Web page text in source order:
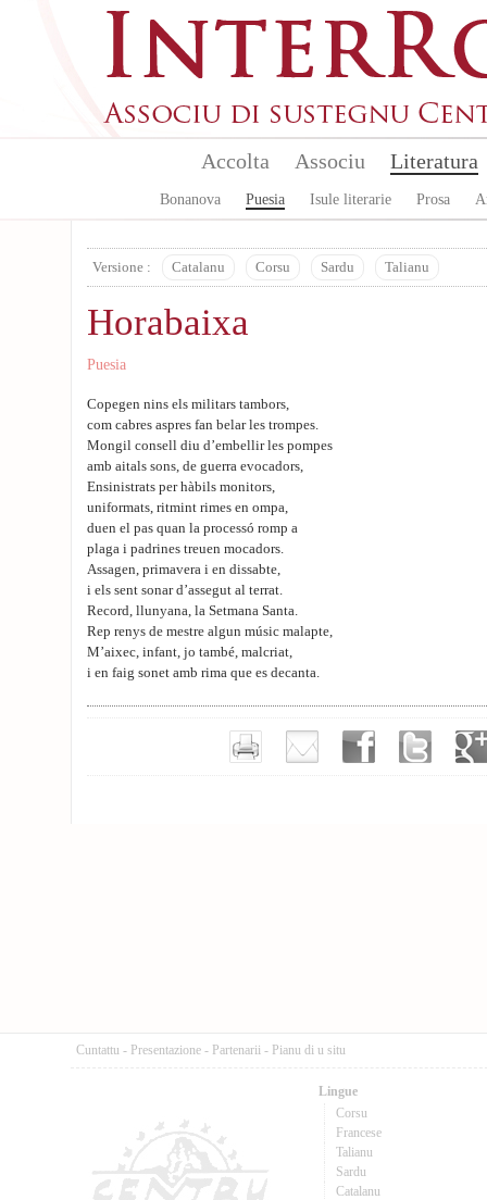
Accolta Associu Literatura
Bonanova Puesia Isule literarie Prosa
Versione : Catalanu Corsu Sardu Talianu
Horabaixa
Puesia
Copegen nins els militars tambors,
com cabres aspres fan belar les trompes.
Mongil consell diu d’embellir les pompes
amb aitals sons, de guerra evocadors,
Ensinistrats per hàbils monitors,
uniformats, ritmint rimes en ompa,
duen el pas quan la processó romp a
plaga i padrines treuen mocadors.
Assagen, primavera i en dissabte,
i els sent sonar d’assegut al terrat.
Record, llunyana, la Setmana Santa.
Rep renys de mestre algun músic malapte,
M’aixec, infant, jo també, malcriat,
i en faig sonet amb rima que es decanta.
Cuntattu - Presentazione - Partenarii - Pianu di u situ
Lingue
Corsu
Francese
Talianu
Sardu
Catalanu